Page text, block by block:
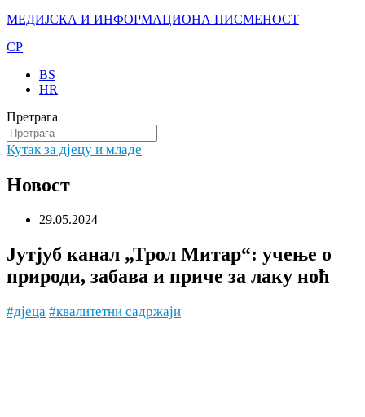
МЕДИЈСКА И ИНФОРМАЦИОНА ПИСМЕНОСТ
CP
BS
HR
Претрага
Кутак за дјецу и младе
Новост
29.05.2024
Јутјуб канал „Трол Митар“: учење о
природи, забава и приче за лаку ноћ
#дјеца #квалитетни садржаји